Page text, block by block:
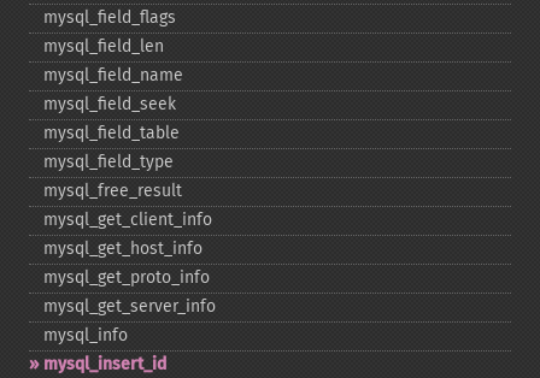
mysql_​field_​flags
mysql_​field_​len
mysql_​field_​name
mysql_​field_​seek
mysql_​field_​table
mysql_​field_​type
mysql_​free_​result
mysql_​get_​client_​info
mysql_​get_​host_​info
mysql_​get_​proto_​info
mysql_​get_​server_​info
mysql_​info
mysql_​insert_​id